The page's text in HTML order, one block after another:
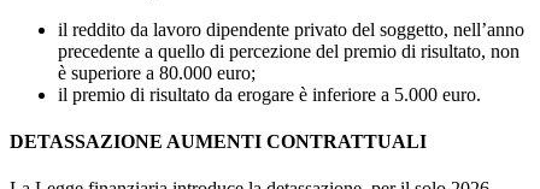
il reddito da lavoro dipendente privato del soggetto, nell’anno
precedente a quello di percezione del premio di risultato, non
è superiore a 80.000 euro;
il premio di risultato da erogare è inferiore a 5.000 euro.
DETASSAZIONE AUMENTI CONTRATTUALI